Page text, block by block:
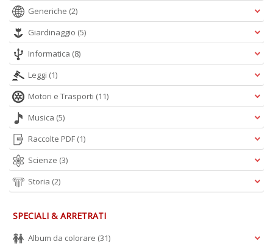
Generiche (2)
Giardinaggio (5)
Informatica (8)
Leggi (1)
Motori e Trasporti (11)
Musica (5)
Raccolte PDF (1)
Scienze (3)
Storia (2)
SPECIALI & ARRETRATI
Album da colorare (31)